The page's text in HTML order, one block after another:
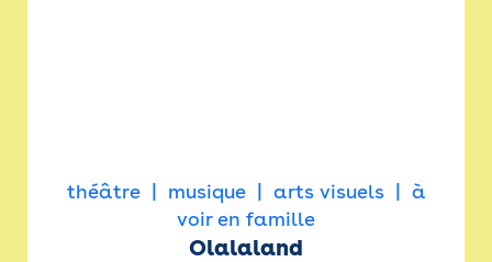
théâtre musique arts visuels
à
voir en famille
Olalaland